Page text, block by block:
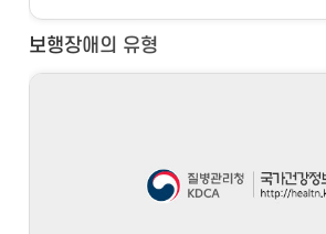
보행장애의 유형